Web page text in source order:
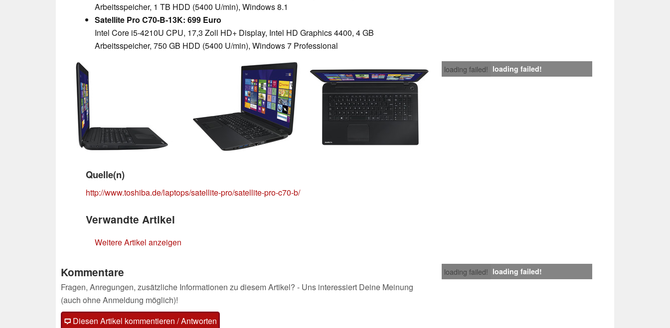
Arbeitsspeicher, 1 TB HDD (5400 U/min), Windows 8.1
Satellite Pro C70-B-13K: 699 Euro
Intel Core i5-4210U CPU, 17,3 Zoll HD+ Display, Intel HD Graphics 4400, 4 GB
Arbeitsspeicher, 750 GB HDD (5400 U/min), Windows 7 Professional
loading failed! loading failed!
Quelle(n)
http://www.toshiba.de/laptops/satellite-pro/satellite-pro-c70-b/
Verwandte Artikel
Weitere Artikel anzeigen
loading failed! loading failed!
Kommentare
Fragen, Anregungen, zusätzliche Informationen zu diesem Artikel? - Uns interessiert Deine Meinung
(auch ohne Anmeldung möglich)!
Diesen Artikel kommentieren / Antworten